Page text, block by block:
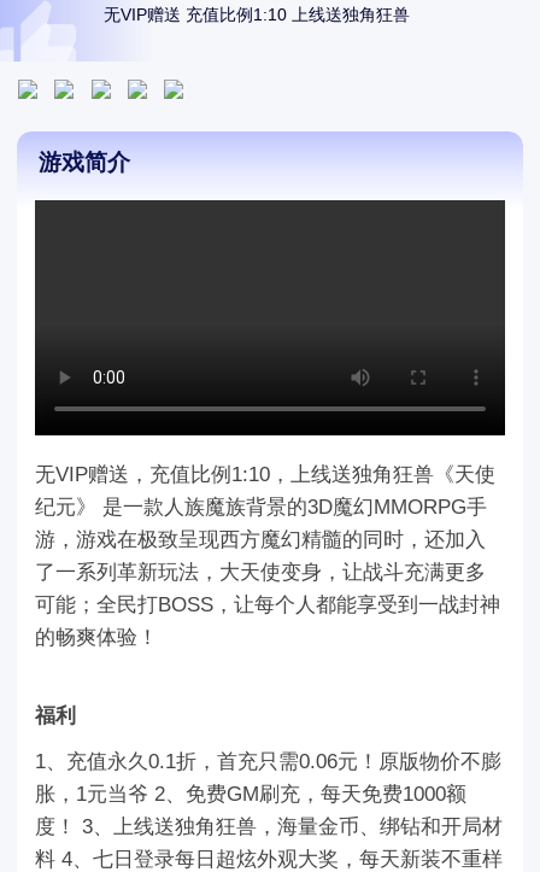
无VIP赠送 充值比例1:10 上线送独角狂兽
游戏简介
无VIP赠送，充值比例1:10，上线送独角狂兽《天使
纪元》 是一款人族魔族背景的3D魔幻MMORPG手
游，游戏在极致呈现西方魔幻精髓的同时，还加入
了一系列革新玩法，大天使变身，让战斗充满更多
可能；全民打BOSS，让每个人都能享受到一战封神
的畅爽体验！
福利
1、充值永久0.1折，首充只需0.06元！原版物价不膨
胀，1元当爷 2、免费GM刷充，每天免费1000额
度！ 3、上线送独角狂兽，海量金币、绑钻和开局材
料 4、七日登录每日超炫外观大奖，每天新装不重样